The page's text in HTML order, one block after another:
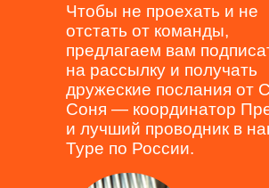
Чтобы не проехать и не
отстать от команды,
предлагаем вам
на рассылку и получать
дружеские послания от
Соня — координатор
и лучший проводник в
Туре по России.